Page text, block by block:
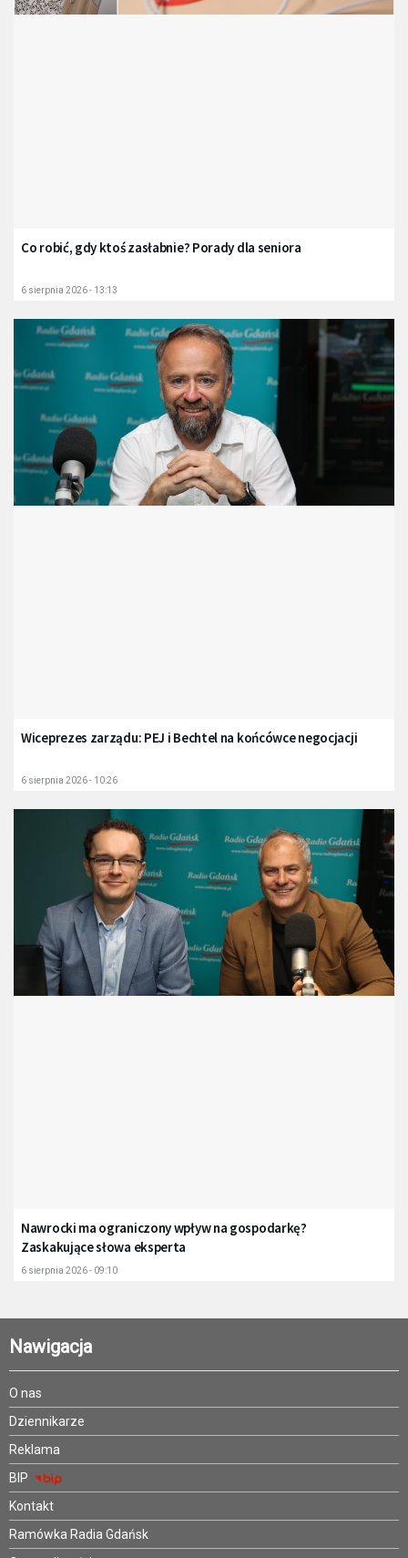
Co robić, gdy ktoś zasłabnie? Porady dla seniora
6 sierpnia 2026 - 13:13
Wiceprezes zarządu: PEJ i Bechtel na końcówce negocjacji
6 sierpnia 2026 - 10:26
Nawrocki ma ograniczony wpływ na gospodarkę?
Zaskakujące słowa eksperta
6 sierpnia 2026 - 09:10
Nawigacja
O nas
Dziennikarze
Reklama
BIP
Kontakt
Ramówka Radia Gdańsk